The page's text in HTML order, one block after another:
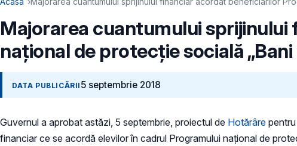
Cale de navigare
Majorarea cuantumului
național de protecție socială „Bani
DATA PUBLICĂRII 5 septembrie 2018
Guvernul a aprobat astăzi, 5 septembrie, proiectul de Hotărâre
financiar ce se acordă elevilor în cadrul Programului național de